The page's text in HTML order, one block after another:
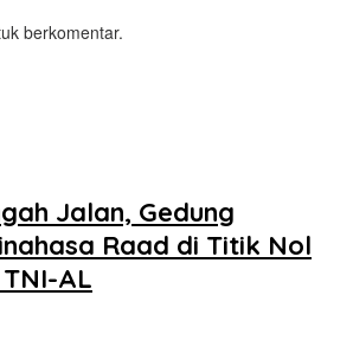
berkomentar.
Jalan, Gedung
Raad di Titik Nol
AL